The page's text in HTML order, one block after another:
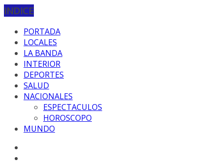
INDICE
PORTADA
LOCALES
LA BANDA
INTERIOR
DEPORTES
SALUD
NACIONALES
ESPECTACULOS
HOROSCOPO
MUNDO